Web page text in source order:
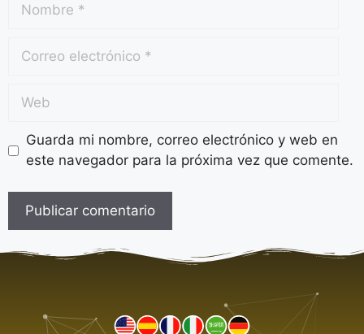
Guarda mi nombre, correo electrónico y web en
este navegador para la próxima vez que comente.
A